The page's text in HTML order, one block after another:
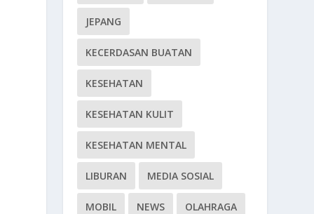
JEPANG
KECERDASAN BUATAN
KESEHATAN
KESEHATAN KULIT
KESEHATAN MENTAL
LIBURAN MEDIA SOSIAL
MOBIL NEWS OLAHRAGA